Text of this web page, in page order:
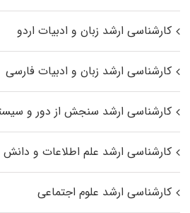
کارشناسی ارشد زبان و ادبیات اردو
کارشناسی ارشد زبان و ادبیات فارسی
کارشناسی ارشد سنجش از دور و
کارشناسی ارشد علم اطلاعات و
کارشناسی ارشد علوم اجتماعی